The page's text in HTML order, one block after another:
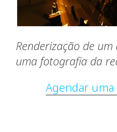
Renderização de
uma fotografia da
Agendar